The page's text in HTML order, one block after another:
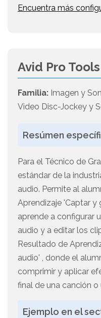
Encuentra más
Avid Pro
Familia: Imagen y
Video Disc-Jockey y
Resúmen
Para el Técnico de
estándar de la
audio. Permite al
Aprendizaje 'Captar y
aprende a configurar
audio y a editar los
Resultado de
audio' , donde el
comprimir y aplicar
final de una canción o
Ejemplo en el